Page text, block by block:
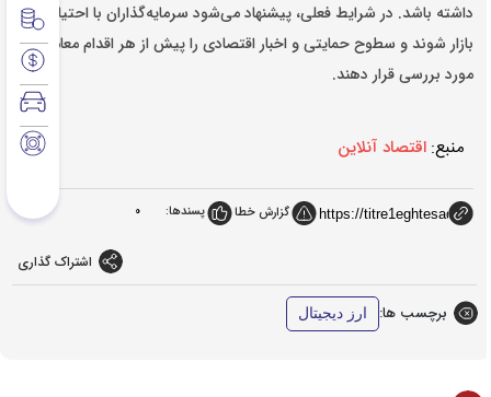
داشته باشد. در شرایط فعلی، پیشنهاد می‌شود سرمایه‌گذاران با احتیاط وارد
بازار شوند و سطوح حمایتی و اخبار اقتصادی را پیش از هر اقدام معاملاتی
مورد بررسی قرار دهند.
منبع: اقتصاد آنلاین
گزارش خطا پسندها: 0
اشتراک گذاری
برچسب ها: ارز دیجیتال